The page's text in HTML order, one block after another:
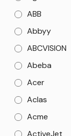
ABB
Abbyy
ABCVISION
Abeba
Acer
Aclas
Acme
ActiveJet